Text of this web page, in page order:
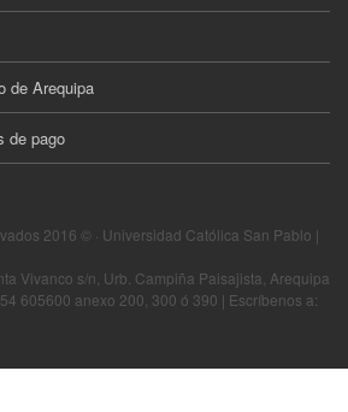
de Arequipa
de pago
2016 © · Universidad Católica San Pablo |
Vivanco s/n, Urb. Campiña Paisajista, Arequipa
605600 anexo 200, 300 ó 390 | Escríbenos a: